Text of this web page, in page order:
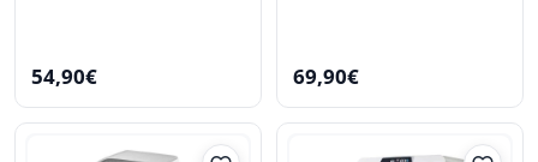
54,90€ 69,90€